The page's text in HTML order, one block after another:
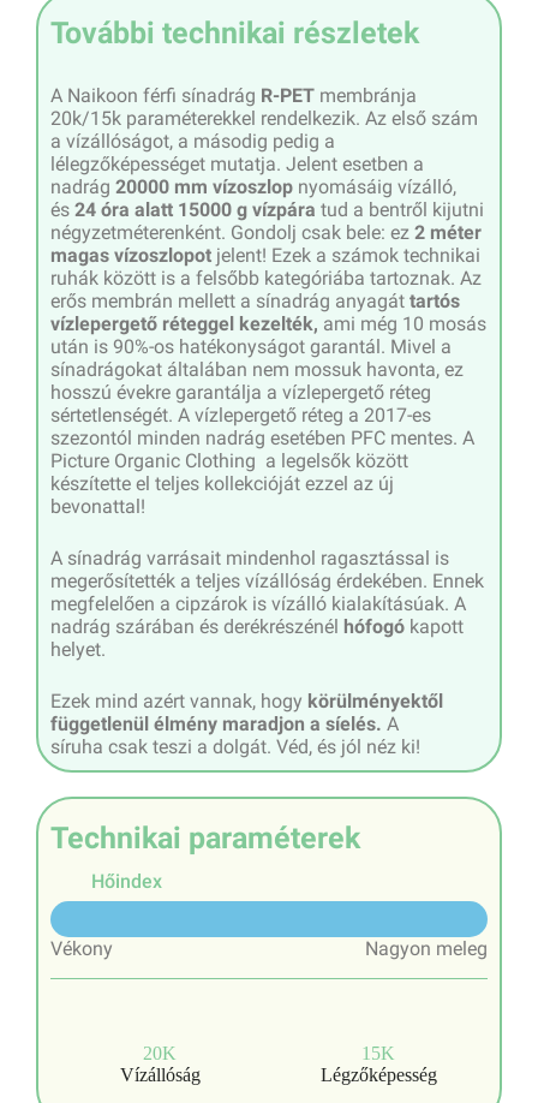
További technikai részletek
A Naikoon férfi sínadrág R-PET membránja
20k/15k paraméterekkel rendelkezik. Az első szám
a vízállóságot, a másodig pedig a
lélegzőképességet mutatja. Jelent esetben a
nadrág 20000 mm vízoszlop nyomásáig vízálló,
és 24 óra alatt 15000 g vízpára tud a bentről kijutni
négyzetméterenként. Gondolj csak bele: ez 2 méter
magas vízoszlopot jelent! Ezek a számok technikai
ruhák között is a felsőbb kategóriába tartoznak. Az
erős membrán mellett a sínadrág anyagát tartós
vízlepergető réteggel kezelték, ami még 10 mosás
után is 90%-os hatékonyságot garantál. Mivel a
sínadrágokat általában nem mossuk havonta, ez
hosszú évekre garantálja a vízlepergető réteg
sértetlenségét. A vízlepergető réteg a 2017-es
szezontól minden nadrág esetében PFC mentes. A
Picture Organic Clothing a legelsők között
készítette el teljes kollekcióját ezzel az új
bevonattal!
A sínadrág varrásait mindenhol ragasztással is
megerősítették a teljes vízállóság érdekében. Ennek
megfelelően a cipzárok is vízálló kialakításúak. A
nadrág szárában és derékrészénél hófogó kapott
helyet.
Ezek mind azért vannak, hogy körülményektől
függetlenül élmény maradjon a síelés. A
síruha csak teszi a dolgát. Véd, és jól néz ki!
Technikai paraméterek
Hőindex
Vékony Nagyon meleg
20K
Vízállóság
15K
Légzőképesség